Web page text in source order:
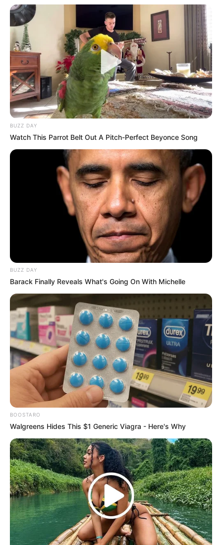
(foto: twitter/bobEtheredge)
6. Perwakilan dari Getty Museum pun menyebutkan
jika mereka tengah mengembangkan sumber daya
online baru
(foto: twitter/gettymuseum)
7. Melalui media sosialnya, musium ini memposting
sebuah video dengan judulwonderful but now-
shuttered Michelangelo exhibitions(pameran
Michelangelo yang indah tetapi sekarang ditutup)
BUZZ DAY
Watch This Parrot Belt Out A Pitch-Perfect Beyonce Song
BUZZ DAY
Barack Finally Reveals What's Going On With Michelle
BOOSTARO
Walgreens Hides This $1 Generic Viagra - Here's Why